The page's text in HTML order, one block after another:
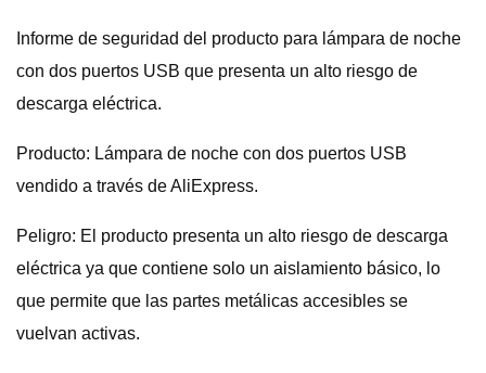
Informe de seguridad del producto para lámpara de noche
con dos puertos USB que presenta un alto riesgo de
descarga eléctrica.
Producto: Lámpara de noche con dos puertos USB
vendido a través de AliExpress.
Peligro: El producto presenta un alto riesgo de descarga
eléctrica ya que contiene solo un aislamiento básico, lo
que permite que las partes metálicas accesibles se
vuelvan activas.